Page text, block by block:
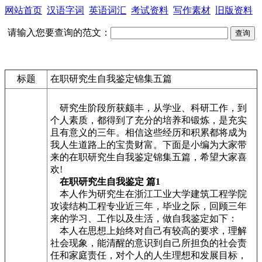
网站首页 汉语字词 英语词汇 考试资料 写作素材 旧版资料
请输入您要查询的范文：
标题 在职研究生自我鉴定锦集五篇
研究生阶段所获颇丰，从学业、科研工作，到
个人素质，都得到了充分的培养和锻炼，是充实
且有意义的三年。相信这些经历和积累都将成为
我人生道路上的宝贵财富。下面是小编为大家带
来的在职研究生自我鉴定锦集五篇，希望大家喜
欢!
在职研究生自我鉴定 篇1
本人作为研究生在浙江工业大学建筑工程学院
攻读结构工程专业近三年，毕业之际，回顾三年
来的学习、工作以及生活，做自我鉴定如下：
本人在思想上始终对自己有较高的要求，理解
社会现象，能清醒的意识到自己所担负的社会责
任和家庭责任，对个人的人生理想和发展目标，